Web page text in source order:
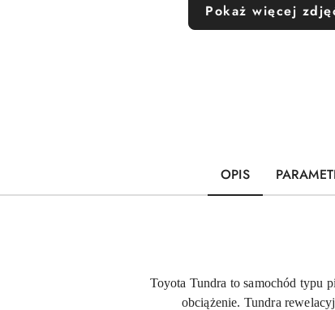
Pokaż więcej
OPIS
Toyota Tundra to samochód typu
obciążenie. Tundra